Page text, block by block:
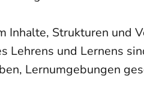
Inhalte, Strukturen
Lehrens und Lernens
Lernumgebungen